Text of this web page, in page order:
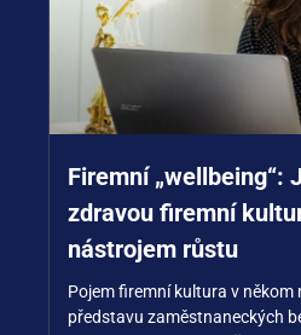
Firemní „wellbeing“:
zdravou firemní
nástrojem růstu
Pojem firemní kultura v někom
představu zaměstnaneckých